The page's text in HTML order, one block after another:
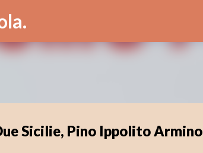
Sicilie, Pino Ippolito Armino